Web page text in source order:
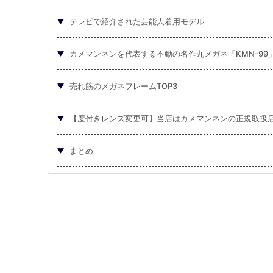
テレビで紹介された芸能人着用モデル
カメマンネンを代表する不動の名作丸メガネ「KMN-99」
売れ筋のメガネフレームTOP3
【度付きレンズ変更可】当店はカメマンネンの正規取扱
まとめ